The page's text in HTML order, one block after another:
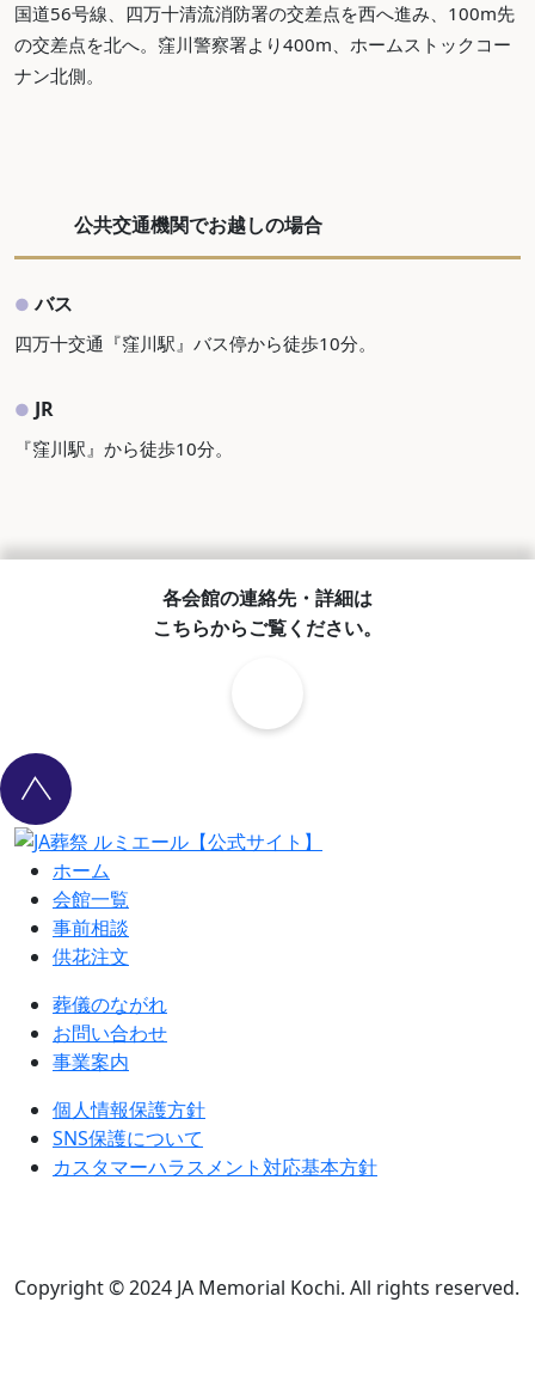
国道56号線、四万十清流消防署の交差点を西へ進み、100m先
の交差点を北へ。窪川警察署より400m、ホームストックコー
ナン北側。
公共交通機関でお越しの場合
● バス
四万十交通『窪川駅』バス停から徒歩10分。
● JR
『窪川駅』から徒歩10分。
各会館の連絡先・詳細は
こちらからご覧ください。
ホーム
会館一覧
事前相談
供花注文
葬儀のながれ
お問い合わせ
事業案内
個人情報保護方針
SNS保護について
カスタマーハラスメント対応基本方針
Copyright © 2024 JA Memorial Kochi. All rights reserved.